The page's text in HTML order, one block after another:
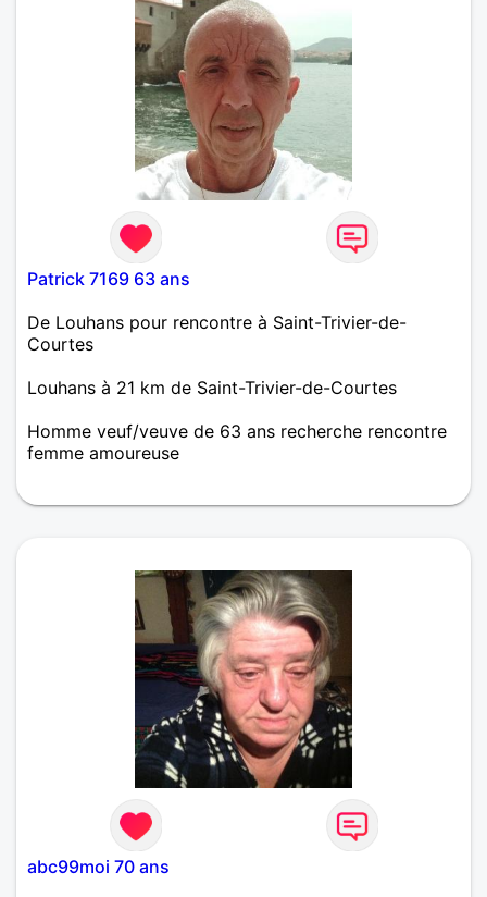
Patrick 7169 63 ans
De Louhans pour rencontre à Saint-Trivier-de-
Courtes
Louhans à 21 km de Saint-Trivier-de-Courtes
Homme veuf/veuve de 63 ans recherche rencontre
femme amoureuse
nid familial aide soignant a la retraite sérieux simple
abc99moi 70 ans